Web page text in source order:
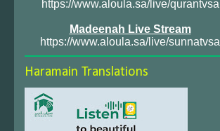
https://www.aloula.sa/live/qurantvsa
Madeenah Live Stream
https://www.aloula.sa/live/sunnatvsa
Haramain Translations